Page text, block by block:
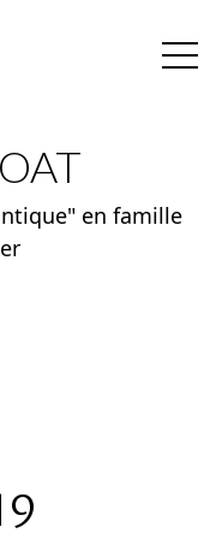
en famille